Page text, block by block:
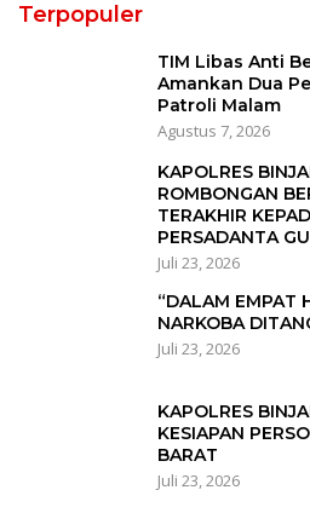
Terpopuler
TIM Libas Anti
Amankan Dua
Patroli Malam
Agustus 7, 2026
KAPOLRES
ROMBONGAN
TERAKHIR
PERSADANTA
Juli 23, 2026
“DALAM EMPAT
NARKOBA
Juli 23, 2026
KAPOLRES
KESIAPAN
BARAT
Juli 23, 2026